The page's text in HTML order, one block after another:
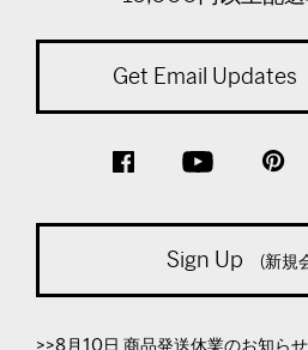
Get Email Updates
Sign Up (新規
>>8月10日 商品発送休業のお知らせ